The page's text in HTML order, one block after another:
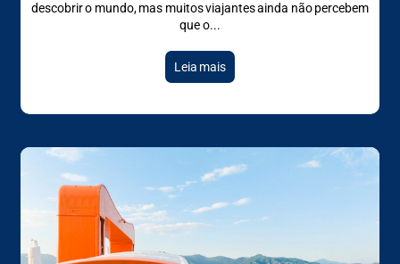
descobrir o mundo, mas muitos viajantes ainda não percebem
que o
Leia mais